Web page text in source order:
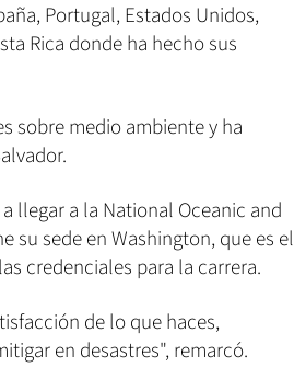
Portugal, Estados Unidos,
Rica donde ha hecho sus
sobre medio ambiente y ha
llegar a la National Oceanic and
su sede en Washington, que es el
credenciales para la carrera.
de lo que haces,
en desastres", remarcó.